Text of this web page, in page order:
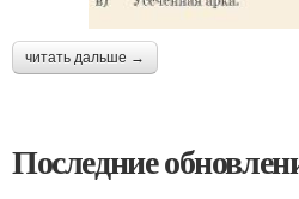
читать дальше →
Последние